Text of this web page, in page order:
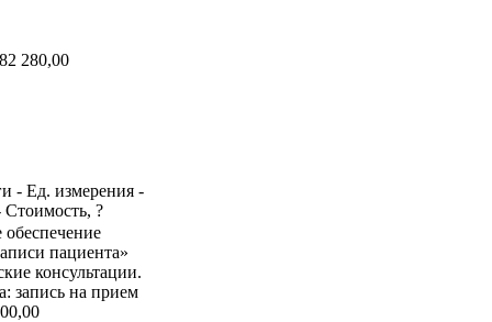
280,00
- Ед. измерения -
Стоимость, ?
пациента»
консультации.
запись на прием